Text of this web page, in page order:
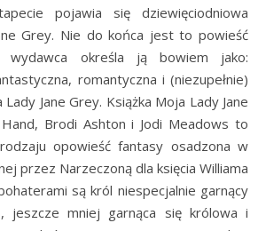
pojawia się dziewięciodniowa
Grey. Nie do końca jest to powieść
wydawca określa ją bowiem jako:
romantyczna i (niezupełnie)
Jane Grey. Książka Moja Lady Jane
Brodi Ashton i Jodi Meadows to
opowieść fantasy osadzona w
przez Narzeczoną dla księcia Williama
są król niespecjalnie garnący
jeszcze mniej garnąca się królowa i